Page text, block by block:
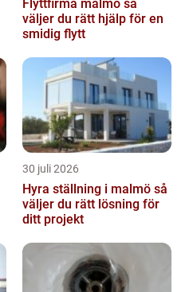
Flyttfirma malmö så
väljer du rätt hjälp för en
smidig flytt
30 juli 2026
Hyra ställning i malmö så
väljer du rätt lösning för
ditt projekt